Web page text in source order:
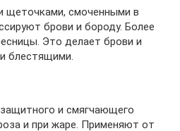
щеточками, смоченными в
брови и бороду. Более
Это делает брови и
блестящими.
и смягчающего
и при жаре. Применяют от